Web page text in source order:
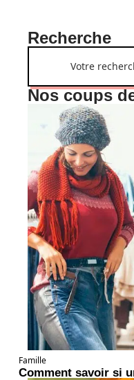
Recherche
Nos coups
Famille
Comment savoir si